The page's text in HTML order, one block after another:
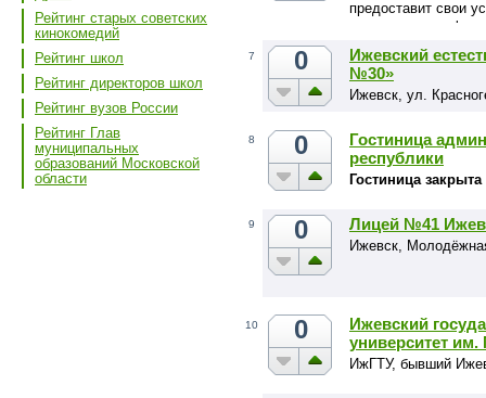
Рейтинг старых советских
кинокомедий
Рейтинг школ
Рейтинг директоров школ
Рейтинг вузов России
Рейтинг Глав
муниципальных
образований Московской
области
предоставит свои
участникам
безупречное
комфортным.
честь 450-летия
Тишина, домашняя
сервис
отдыху.
7 0
Ижевский
№30»
Ижевск, ул.
8 0
Гостиница
республики
Гостиница
9 0 Лицей №41
Ижевск,
10 0
Ижевский
университет
ИжГТУ, бывший